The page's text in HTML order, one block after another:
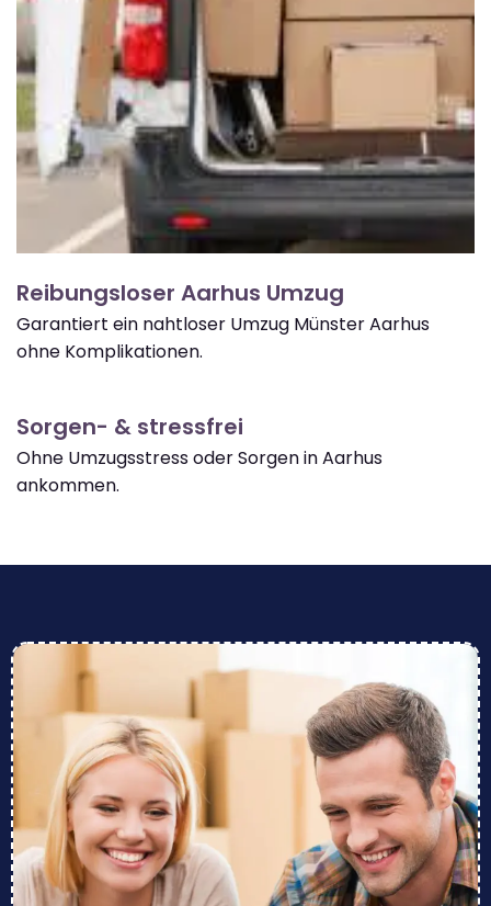
Reibungsloser Aarhus Umzug
Garantiert ein nahtloser Umzug Münster Aarhus
ohne Komplikationen.
Sorgen- & stressfrei
Ohne Umzugsstress oder Sorgen in Aarhus
ankommen.